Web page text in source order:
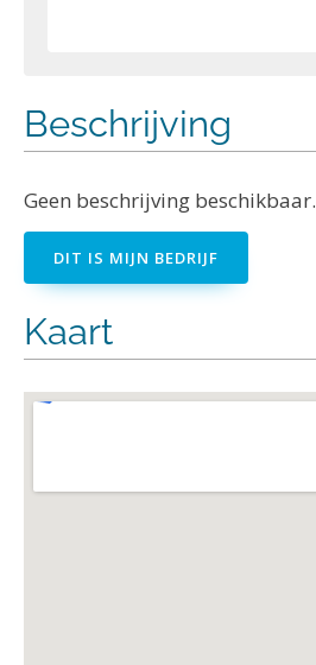
Beschrijving
Geen beschrijving beschikbaar.
DIT IS MIJN BEDRIJF
Kaart